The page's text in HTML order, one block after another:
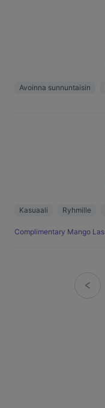
Avoinna sunnuntaisin
Kasuaali Ryhmille
Complimentary Mango